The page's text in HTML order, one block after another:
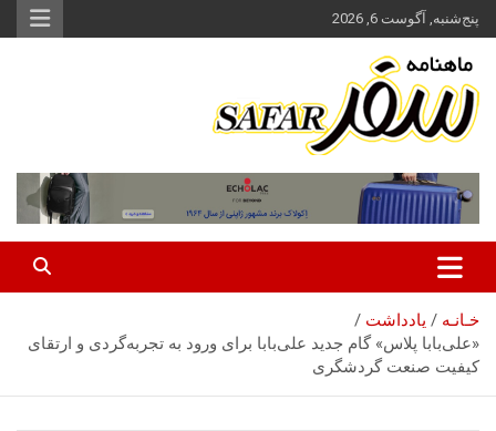
محتوا
بروید
پنج‌شنبه, آگوست 6, 2026
سفر آنلاین
خـانـه
یادداشت
«علی‌بابا پلاس» گام جدید علی‌بابا برای ورود به تجربه‌گردی و ارتقای
کیفیت صنعت گردشگری